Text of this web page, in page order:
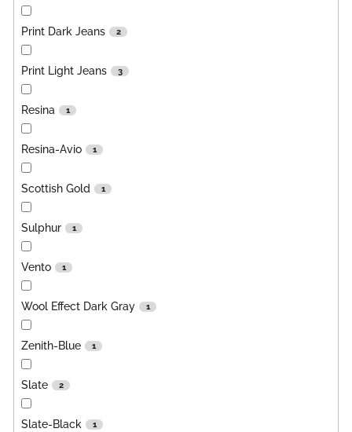
Print Dark Jeans 2
Print Light Jeans 3
Resina 1
Resina-Avio 1
Scottish Gold 1
Sulphur 1
Vento 1
Wool Effect Dark Gray 1
Zenith-Blue 1
Slate 2
Slate-Black 1